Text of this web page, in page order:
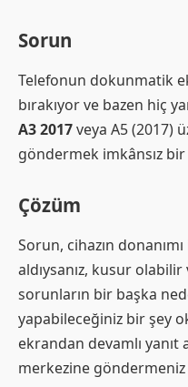
Sorun
Telefonun dokunmatik
bırakıyor ve bazen hiç
A3 2017veya A5 (2017)
göndermek imkânsız
Çözüm
Sorun, cihazın
aldıysanız, kusur
sorunların bir başka
yapabileceğiniz bir şey
ekrandan devamlı yanıt
merkezine